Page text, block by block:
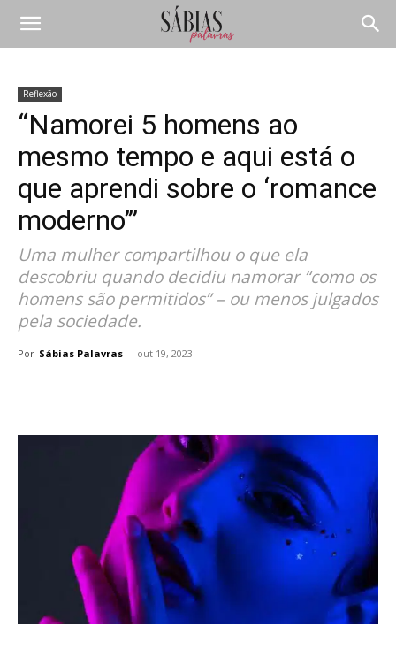
Reflexão
“Namorei 5 homens ao
mesmo tempo e aqui está o
que aprendi sobre o ‘romance
moderno’”
Uma mulher compartilhou o que ela
descobriu quando decidiu namorar “como os
homens são permitidos” – ou menos julgados
pela sociedade.
Por Sábias Palavras - out 19, 2023